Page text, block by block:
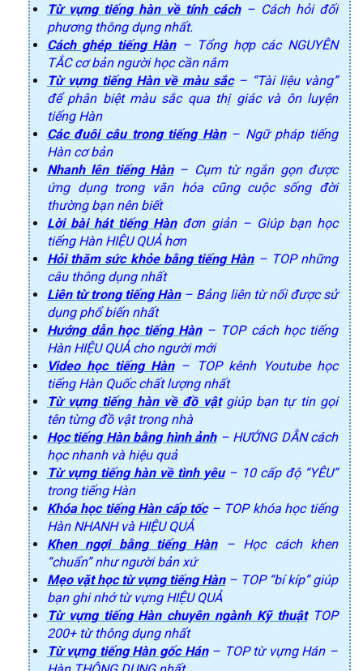
Từ vựng tiếng hàn về tính cách– Cách hỏi đối
phương thông dụng nhất.
Cách ghép tiếng Hàn– Tổng hợp các NGUYÊN
TẮC cơ bản người học cần nắm
Từ vựng tiếng Hàn về màu sắc– “Tài liệu vàng”
để phân biệt màu sắc qua thị giác và ôn luyện
tiếng Hàn
Các đuôi câu trong tiếng Hàn– Ngữ pháp tiếng
Hàn cơ bản
Nhanh lên tiếng Hàn– Cụm từ ngắn gọn được
ứng dụng trong văn hóa cũng cuộc sống đời
thường bạn nên biết
Lời bài hát tiếng Hànđơn giản – Giúp bạn học
tiếng Hàn HIỆU QUẢ hơn
Hỏi thăm sức khỏe bằng tiếng Hàn– TOP những
câu thông dụng nhất
Liên từ trong tiếng Hàn– Bảng liên từ nối được sử
dụng phổ biến nhất
Hướng dẫn học tiếng Hàn– TOP cách học tiếng
Hàn HIỆU QUẢ cho người mới
Video học tiếng Hàn– TOP kênh Youtube học
tiếng Hàn Quốc chất lượng nhất
Từ vựng tiếng hàn về đồ vậtgiúp bạn tự tin gọi
tên từng đồ vật trong nhà
Học tiếng Hàn bằng hình ảnh– HƯỚNG DẪN cách
học nhanh và hiệu quả
Từ vựng tiếng hàn về tình yêu– 10 cấp độ “YÊU”
trong tiếng Hàn
Khóa học tiếng Hàn cấp tốc– TOP khóa học tiếng
Hàn NHANH và HIỆU QUẢ
Khen ngợi bằng tiếng Hàn– Học cách khen
“chuẩn” như người bản xứ
Mẹo vặt học từ vựng tiếng Hàn– TOP “bí kíp” giúp
bạn ghi nhớ từ vựng HIỆU QUẢ
Từ vựng tiếng Hàn chuyên ngành Kỹ thuậtTOP
200+ từ thông dụng nhất
Từ vựng tiếng Hàn gốc Hán– TOP từ vựng Hán –